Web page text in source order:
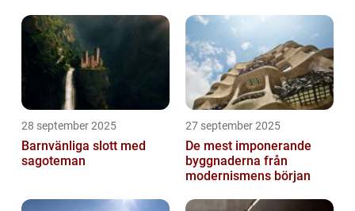
28 september 2025
Barnvänliga slott med
sagoteman
27 september 2025
De mest imponerande
byggnaderna från
modernismens början